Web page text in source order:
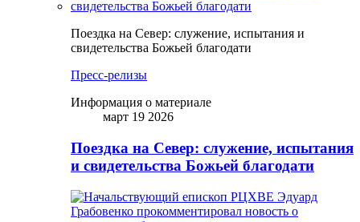
Поездка на Север: служение, испытания и
свидетельства Божьей благодати
Пресс-релизы
Информация о материале
март 19 2026
Поездка на Север: служение, испытания
и свидетельства Божьей благодати